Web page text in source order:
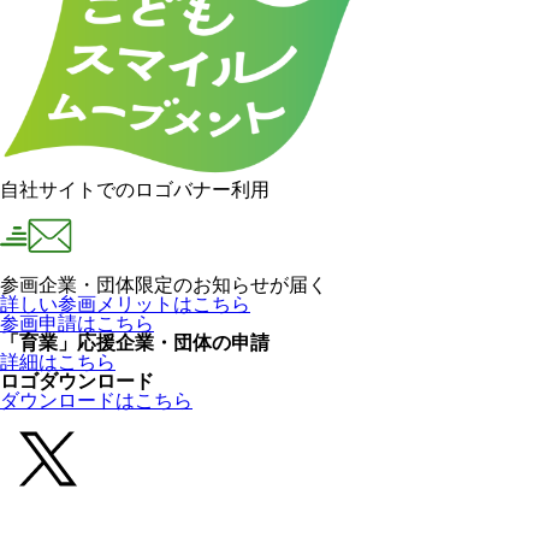
自社サイトでのロゴバナー利用
参画企業・団体限定のお知らせが届く
詳しい参画メリットはこちら
参画申請はこちら
「育業」応援企業・団体の申請
詳細はこちら
ロゴダウンロード
ダウンロードはこちら